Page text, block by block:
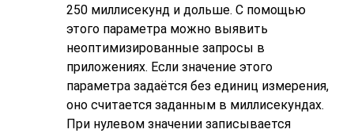
250 миллисекунд и дольше. С помощью
этого параметра можно выявить
неоптимизированные запросы в
приложениях. Если значение этого
параметра задаётся без единиц измерения,
оно считается заданным в миллисекундах.
При нулевом значении записывается